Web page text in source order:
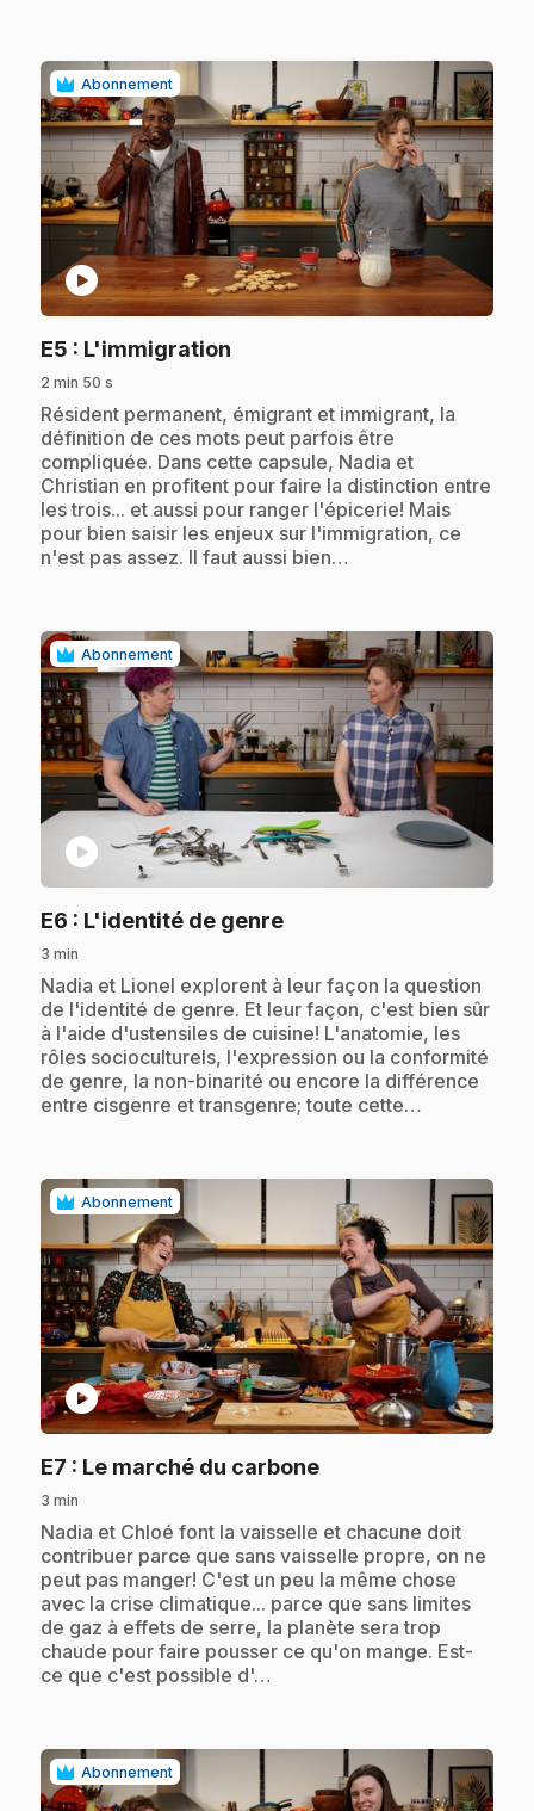
Abonnement
play_circle
E5 : L'immigration
2 min 50 s
.Résident permanent, émigrant et immigrant, la
définition de ces mots peut parfois être
compliquée. Dans cette capsule, Nadia et
Christian en profitent pour faire la distinction entre
les trois... et aussi pour ranger l'épicerie! Mais
pour bien saisir les enjeux sur l'immigration, ce
n'est pas assez. Il faut aussi bien…
Abonnement
play_circle
E6 : L'identité de genre.
3 min
.Nadia et Lionel explorent à leur façon la question
de l'identité de genre. Et leur façon, c'est bien sûr
à l'aide d'ustensiles de cuisine! L'anatomie, les
rôles socioculturels, l'expression ou la conformité
de genre, la non-binarité ou encore la différence
entre cisgenre et transgenre; toute cette…
Abonnement
play_circle
E7 : Le marché du carbone.
3 min
.Nadia et Chloé font la vaisselle et chacune doit
contribuer parce que sans vaisselle propre, on ne
peut pas manger! C'est un peu la même chose
avec la crise climatique... parce que sans limites
de gaz à effets de serre, la planète sera trop
chaude pour faire pousser ce qu'on mange. Est-
ce que c'est possible d'…
Abonnement